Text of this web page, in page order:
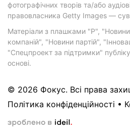
фотографічних творів та/або
правовласника Getty Images —
Матеріали з плашками "Р",
компаній", "Новини партій",
"Спецпроект за підтримки"
основі.
© 2026 Фокус. Всі права
Політика конфіденційності •